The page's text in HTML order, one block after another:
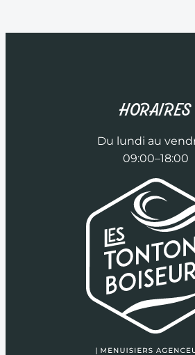
HORAIRES
Du lundi au
09:00–18:00